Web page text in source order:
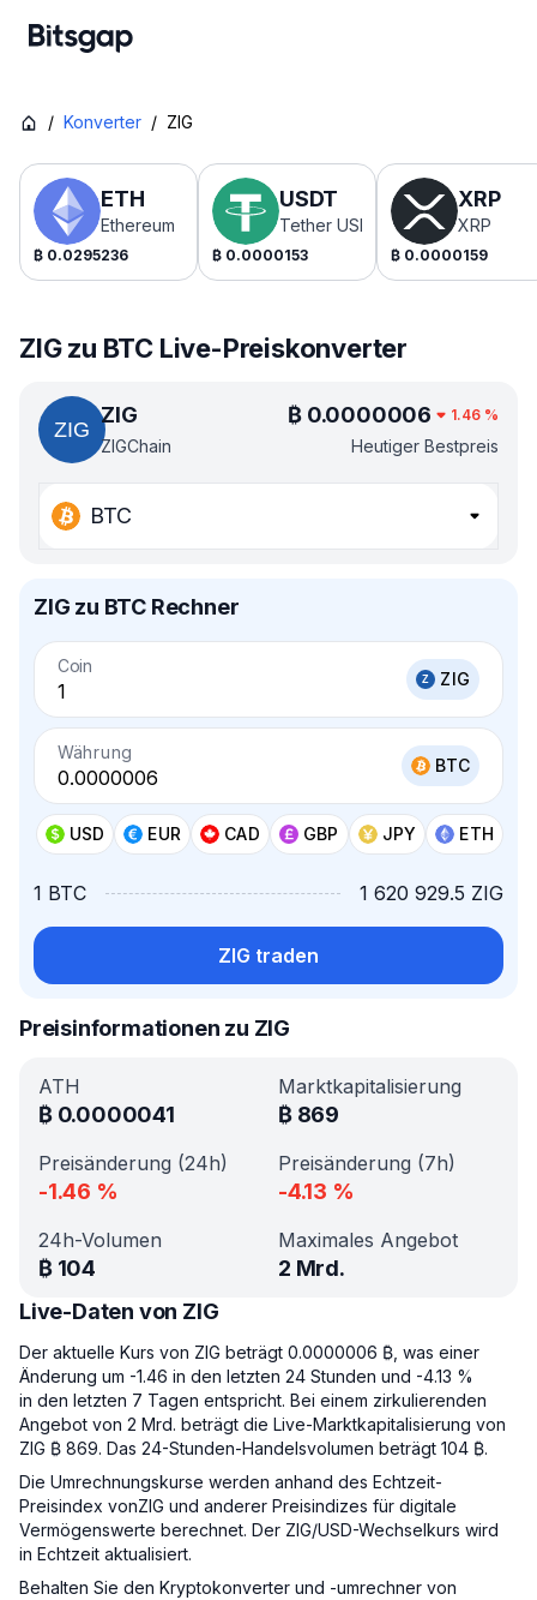
/ Konverter / ZIG
ETH
Ethereum
₿ 0.0295236
USDT
Tether USDt
₿ 0.0000153
XRP
XRP
₿ 0.0000159
ZIG zu BTC Live-Preiskonverter
ZIG
ZIGChain
₿ 0.0000006 1.46 %
Heutiger Bestpreis
BTC
ZIG zu BTC Rechner
Coin
ZIG
Währung
BTC
USD EUR CAD GBP JPY ETH
1 BTC 1 620 929.5 ZIG
ZIG traden
Preisinformationen zu ZIG
ATH
₿ 0.0000041
Marktkapitalisierung
₿ 869
Preisänderung (24h)
-1.46 %
Preisänderung (7h)
-4.13 %
24h-Volumen
₿ 104
Maximales Angebot
2 Mrd.
Live-Daten von ZIG
Der aktuelle Kurs von ZIG beträgt 0.0000006 ₿, was einer
Änderung um -1.46 in den letzten 24 Stunden und -4.13 %
in den letzten 7 Tagen entspricht. Bei einem zirkulierenden
Angebot von 2 Mrd. beträgt die Live-Marktkapitalisierung von
ZIG ₿ 869. Das 24-Stunden-Handelsvolumen beträgt 104 ₿.
Die Umrechnungskurse werden anhand des Echtzeit-
Preisindex vonZIG und anderer Preisindizes für digitale
Vermögenswerte berechnet. Der ZIG/USD-Wechselkurs wird
in Echtzeit aktualisiert.
Behalten Sie den Kryptokonverter und -umrechner von